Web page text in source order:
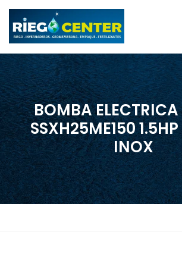
BOMBA
SSXH25ME150
INOX